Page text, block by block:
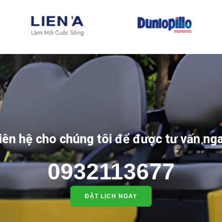
hệ cho chúng tôi để được tư vấn
0932113677
ĐẶT LỊCH NGAY